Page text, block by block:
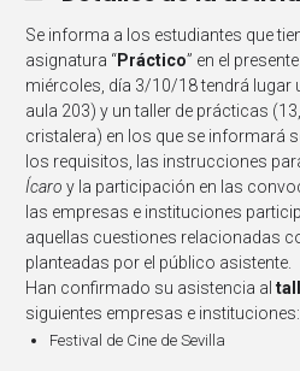
Se informa a los estudiantes que
asignatura “Práctico” en el
miércoles, día 3/10/18 tendrá lugar
aula 203) y un taller de prácticas
cristalera) en los que se informará
los requisitos, las instrucciones
Ícaro y la participación en las
las empresas e instituciones
aquellas cuestiones relacionadas
planteadas por el público asistente.
Han confirmado su asistencia al
siguientes empresas e instituciones:
Festival de Cine de Sevilla